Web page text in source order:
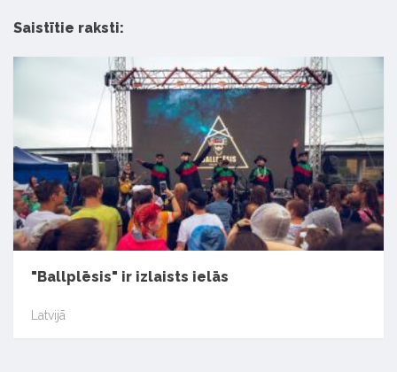
Saistītie raksti:
"Ballplēsis" ir izlaists ielās
Latvijā